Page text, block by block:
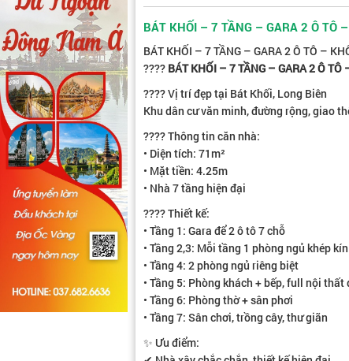
BÁT KHỐI – 7 TẦNG – GARA 2 Ô TÔ
BÁT KHỐI – 7 TẦNG – GARA 2 Ô TÔ –
???? BÁT KHỐI – 7 TẦNG – GARA 2 Ô TÔ
???? Vị trí đẹp tại Bát Khối, Long Biên
Khu dân cư văn minh, đường rộng, giao
???? Thông tin căn nhà:
• Diện tích: 71m²
• Mặt tiền: 4.25m
• Nhà 7 tầng hiện đại
???? Thiết kế:
• Tầng 1: Gara để 2 ô tô 7 chỗ
• Tầng 2,3: Mỗi tầng 1 phòng ngủ khép kín
• Tầng 4: 2 phòng ngủ riêng biệt
• Tầng 5: Phòng khách + bếp, full nội thất
• Tầng 6: Phòng thờ + sân phơi
• Tầng 7: Sân chơi, trồng cây, thư giãn
✨ Ưu điểm: